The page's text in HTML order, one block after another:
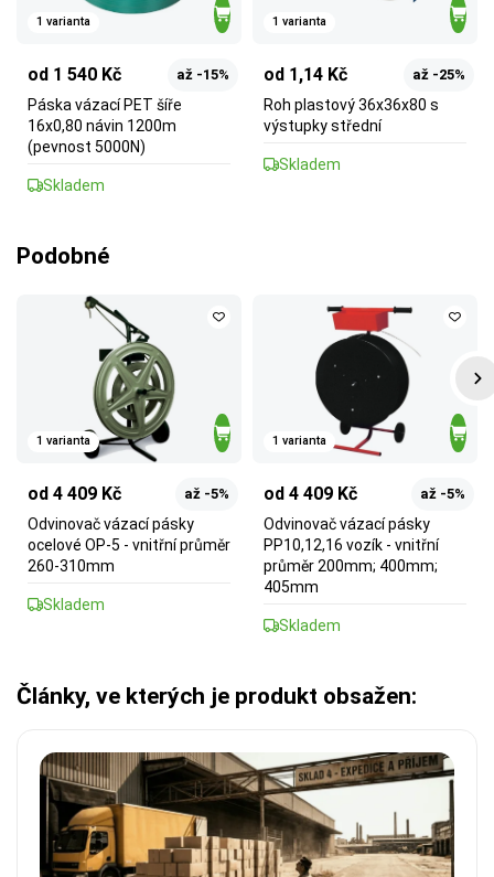
1 varianta
od 1 540 Kč až -15%
Páska vázací PET šíře
16x0,80 návin 1200m
(pevnost 5000N)
Skladem
1 varianta
od 1,14 Kč až -25%
Roh plastový 36x36x80 s
výstupky střední
Skladem
Podobné
1 varianta
od 4 409 Kč až -5%
Odvinovač vázací pásky
ocelové OP-5 - vnitřní průměr
260-310mm
Skladem
1 varianta
od 4 409 Kč až -5%
Odvinovač vázací pásky
PP10,12,16 vozík - vnitřní
průměr 200mm; 400mm;
405mm
Skladem
Články, ve kterých je produkt obsažen: